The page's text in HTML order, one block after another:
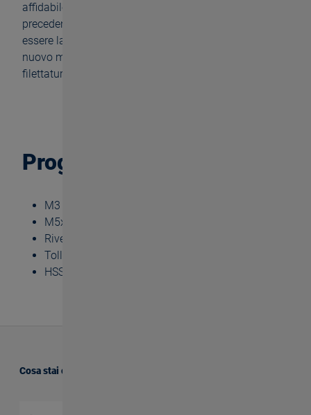
affidabile anche in filetti molto profondi. Mentre in
precedenza le profondità di filettatura di 4xD dovevano
essere lavorate in più step per rompere il truciolo, il
nuovo maschio BASS può raggiungere la profondità di
filettatura in un solo passaggio.
Programma del catalogo
M3 - M16
M5x0.5 - M16x1.5
Rivestimento HL
Tolleranza ISO2/6H
HSSE-PM
Cosa stai cercando?